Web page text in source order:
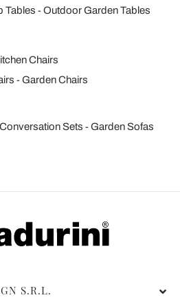
Tables Outdoor Garden Tables
Chairs
Garden Chairs
Conversation Sets
Garden Sofas
S.R.L.